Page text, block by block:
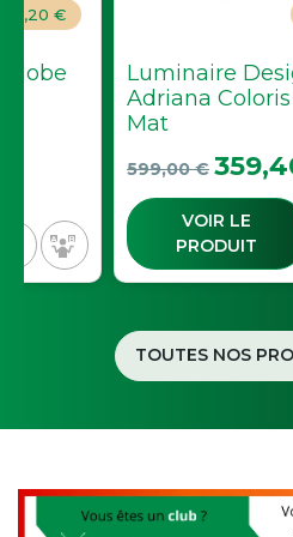
€
Luminaire
Adriana
Mat
Prix de base
599,00 € Prix
VOIR LE
PRODUIT
TOUTES NOS